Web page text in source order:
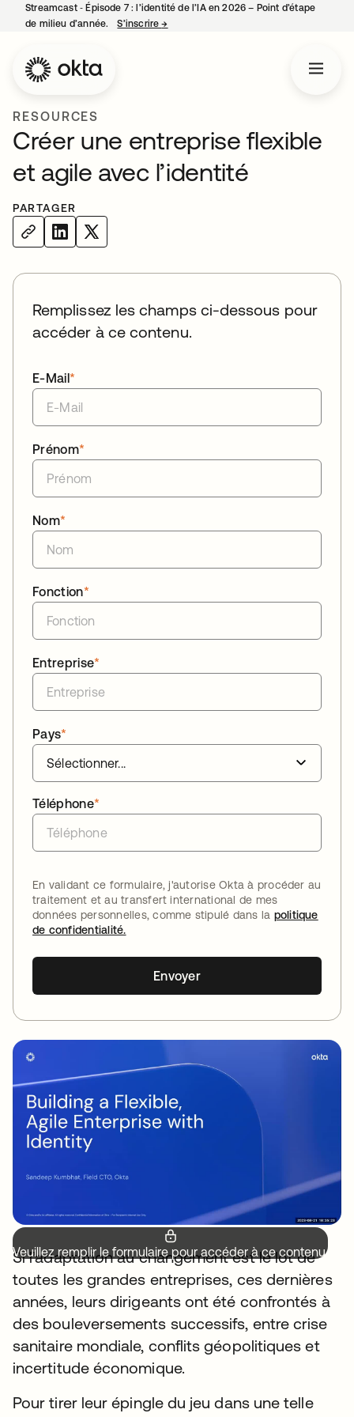
Streamcast ‑ Épisode 7 : l’identité de l’IA en 2026 – Point d’étape
de milieu d’année.
S’inscrire→
RESOURCES
Créer une entreprise flexible
et agile avec l’identité
PARTAGER
Remplissez les champs ci-dessous pour
accéder à ce contenu.
*
E-Mail
*
Prénom
*
Nom
*
Fonction
*
Entreprise
*
Pays
*
Téléphone
En validant ce formulaire, j'autorise Okta à procéder au
traitement et au transfert international de mes
données personnelles, comme stipulé dans la politique
de confidentialité.
Envoyer
Veuillez remplir le formulaire pour accéder à ce contenu.
Si l’adaptation au changement est le lot de
toutes les grandes entreprises, ces dernières
années, leurs dirigeants ont été confrontés à
des bouleversements successifs, entre crise
sanitaire mondiale, conflits géopolitiques et
incertitude économique.
Pour tirer leur épingle du jeu dans une telle